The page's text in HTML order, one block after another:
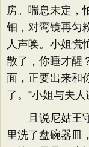
房。喘息未定，
钿，对鸾镜再匀
人声唤。小姐慌
散了，你睡才醒
面，正要出来和
了。”小姐与夫
且说尼姑王守
里洗了盘碗器皿